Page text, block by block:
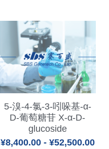
5-溴-4-氯-3-吲哚基-α-
D-葡萄糖苷 X-α-D-
glucoside
¥8,400.00 - ¥52,500.00